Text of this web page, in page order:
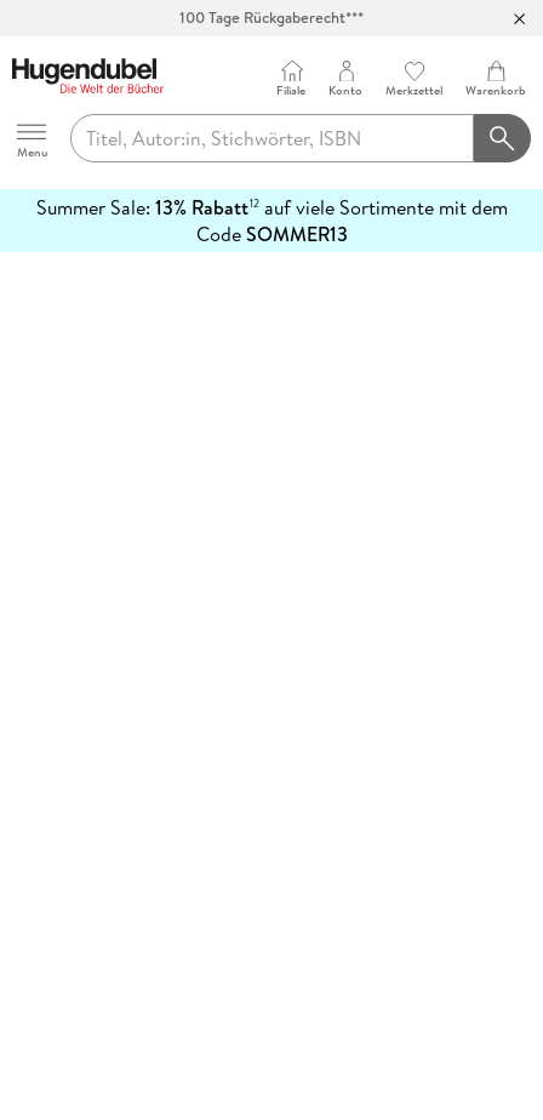
100 Tage Rückgaberecht***
Hugendubel
Menu
Filiale Konto Merkzettel Warenkorb
Summer Sale: 13% Rabatt12auf viele Sortimente mit dem
CodeSOMMER13
erfahren